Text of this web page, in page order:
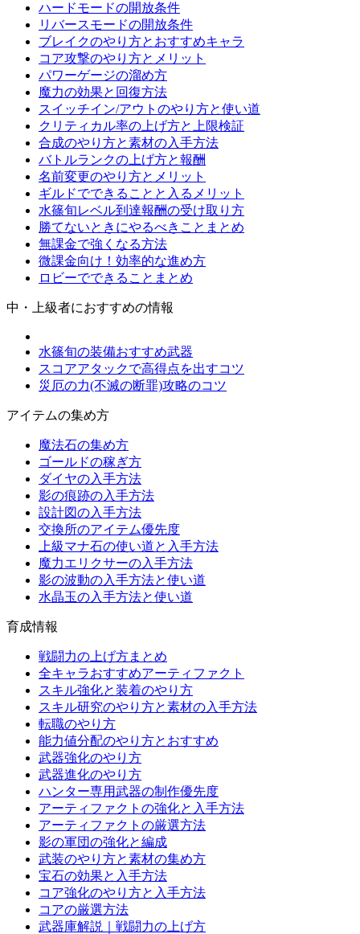
ハードモードの開放条件
リバースモードの開放条件
ブレイクのやり方とおすすめキャラ
コア攻撃のやり方とメリット
パワーゲージの溜め方
魔力の効果と回復方法
スイッチイン/アウトのやり方と使い道
クリティカル率の上げ方と上限検証
合成のやり方と素材の入手方法
バトルランクの上げ方と報酬
名前変更のやり方とメリット
ギルドでできることと入るメリット
水篠旬レベル到達報酬の受け取り方
勝てないときにやるべきことまとめ
無課金で強くなる方法
微課金向け！効率的な進め方
ロビーでできることまとめ
中・上級者におすすめの情報
水篠旬の装備おすすめ武器
スコアアタックで高得点を出すコツ
災厄の力(不滅の断罪)攻略のコツ
アイテムの集め方
魔法石の集め方
ゴールドの稼ぎ方
ダイヤの入手方法
影の痕跡の入手方法
設計図の入手方法
交換所のアイテム優先度
上級マナ石の使い道と入手方法
魔力エリクサーの入手方法
影の波動の入手方法と使い道
水晶玉の入手方法と使い道
育成情報
戦闘力の上げ方まとめ
全キャラおすすめアーティファクト
スキル強化と装着のやり方
スキル研究のやり方と素材の入手方法
転職のやり方
能力値分配のやり方とおすすめ
武器強化のやり方
武器進化のやり方
ハンター専用武器の制作優先度
アーティファクトの強化と入手方法
アーティファクトの厳選方法
影の軍団の強化と編成
武装のやり方と素材の集め方
宝石の効果と入手方法
コア強化のやり方と入手方法
コアの厳選方法
武器庫解説｜戦闘力の上げ方